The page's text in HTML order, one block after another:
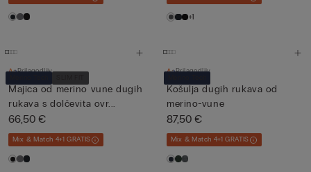
+1
Prilagodljiv
Majica od merino vune dugih
rukava s dolčevita ovr...
66,50 €
Mix & Match 4+1 GRATIS
Prilagodljiv
Košulja dugih rukava od
merino-vune
87,50 €
Mix & Match 4+1 GRATIS